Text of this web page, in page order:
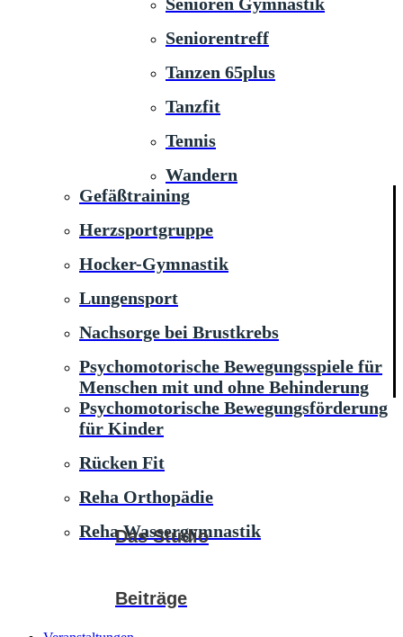
Seniorentreff
Tanzen 65plus
Tanzfit
Tennis
Wandern
Gefäßtraining
Herzsportgruppe
Hocker-Gymnastik
Lungensport
Nachsorge bei Brustkrebs
Psychomotorische Bewegungsspiele für
Menschen mit und ohne Behinderung
Psychomotorische Bewegungsförderung
für Kinder
Rücken Fit
Reha Orthopädie
Reha Wassergymnastik
Das Studio
Beiträge